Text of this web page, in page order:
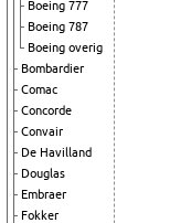
Boeing 777
Boeing 787
Boeing overig
Bombardier
Comac
Concorde
Convair
De Havilland
Douglas
Embraer
Fokker